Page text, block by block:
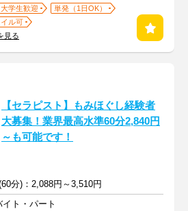
大学生歓迎
単発（1日OK）
ル可
見る
【セラピスト】もみほぐし経験者
大募集！業界最高水準60分2,840円
～も可能です！
分)：2,088円～3,510円
イト・パート